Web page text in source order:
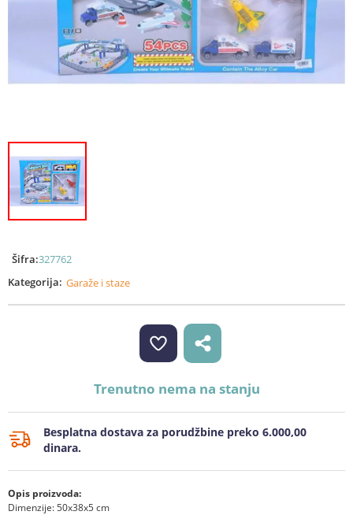
Šifra:327762
Kategorija: Garaže i staze
Trenutno nema na stanju
Besplatna dostava za porudžbine preko 6.000,00
dinara.
Opis proizvoda:
Dimenzije: 50x38x5 cm